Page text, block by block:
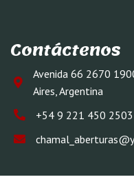
Contáctenos
Avenida 66 2670
Aires, Argentina
+54 9 221 450 2503